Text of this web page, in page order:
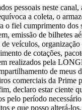
pessoais neste
a coleta, o
o fiel cumprimento dos
emissão de bilhetes
de veículos,
de cotações,
realizados pela
de meus
comerciais da Prime
declaro estar ciente
pelo período
e que posso alterá-